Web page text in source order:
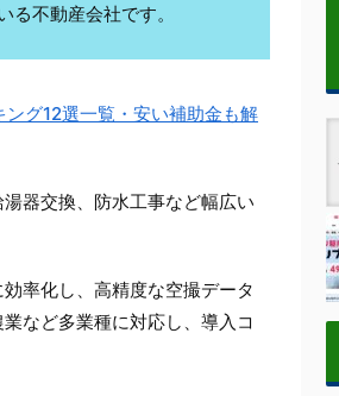
不動産会社です。
グ12選一覧・安い補助金も解
器交換、防水工事など幅広い
率化し、高精度な空撮データ
など多業種に対応し、導入コ